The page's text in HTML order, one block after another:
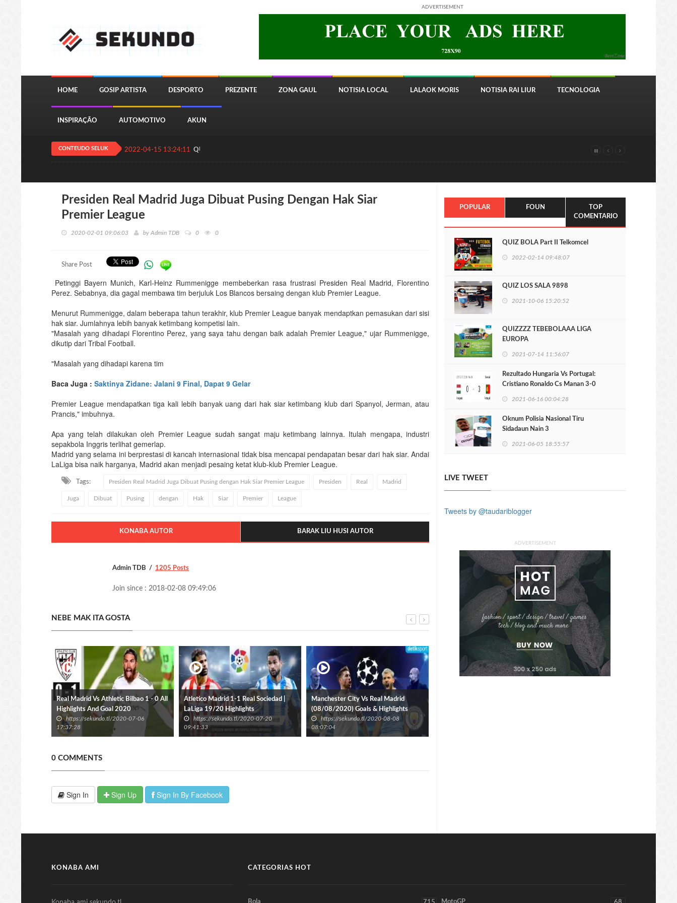
ADVERTISEMENT
HOME GOSIP ARTISTA DESPORTO PREZENTE ZONA GAUL NOTISIA LOCAL LALAOK MORIS NOTISIA RAI LIUR TECNOLOGIA
INSPIRAÇÃO AUTOMOTIVO AKUN
CONTEUDO SELUK 2022-04-15 13:24:11 QUIZ JOGA 8820 Timor Telecom
Presiden Real Madrid Juga Dibuat Pusing Dengan Hak Siar
Premier League
2020-02-01 09:06:03 by Admin TDB 0 0
Share Post
Petinggi Bayern Munich, Karl-Heinz Rummenigge membeberkan rasa frustrasi Presiden Real Madrid, Florentino
Perez. Sebabnya, dia gagal membawa tim berjuluk Los Blancos bersaing dengan klub Premier League.
Menurut Rummenigge, dalam beberapa tahun terakhir, klub Premier League banyak mendaptkan pemasukan dari sisi
hak siar. Jumlahnya lebih banyak ketimbang kompetisi lain.
"Masalah yang dihadapi Florentino Perez, yang saya tahu dengan baik adalah Premier League," ujar Rummenigge,
dikutip dari Tribal Football.
"Masalah yang dihadapi karena tim
Baca Juga : Saktinya Zidane: Jalani 9 Final, Dapat 9 Gelar
Premier League mendapatkan tiga kali lebih banyak uang dari hak siar ketimbang klub dari Spanyol, Jerman, atau
Prancis," imbuhnya.
Apa yang telah dilakukan oleh Premier League sudah sangat maju ketimbang lainnya. Itulah mengapa, industri
sepakbola Inggris terlihat gemerlap.
Madrid yang selama ini berprestasi di kancah internasional tidak bisa mencapai pendapatan besar dari hak siar. Andai
LaLiga bisa naik harganya, Madrid akan menjadi pesaing ketat klub-klub Premier League.
Tags: Presiden Real Madrid Juga Dibuat Pusing dengan Hak Siar Premier League Presiden Real Madrid
Juga Dibuat Pusing dengan Hak Siar Premier League
KONABA AUTOR BARAK LIU HUSI AUTOR
Admin TDB 1205 Posts
Join since : 2018-02-08 09:49:06
NEBE MAK ITA GOSTA
Real Madrid Vs Athletic Bilbao 1 - 0 All
Highlights And Goal 2020
https://sekundo.tl/2020-07-06
17:37:28
Atletico Madrid 1-1 Real Sociedad |
LaLiga 19/20 Highlights
https://sekundo.tl/2020-07-20
09:41:33
Manchester City Vs Real Madrid
(08/08/2020) Goals & Highlights
https://sekundo.tl/2020-08-08
08:07:04
0 COMMENTS
Sign In Sign Up Sign In By Facebook
POPULAR FOUN
TOP
COMENTARIO
QUIZ BOLA Part II Telkomcel
2022-02-14 09:48:07
QUIZ LOS SALA 9898
2021-10-06 15:20:52
QUIZZZZ TEBEBOLAAA LIGA
EUROPA
2021-07-14 11:56:07
Rezultado Hungaria Vs Portugal:
Cristiano Ronaldo Cs Manan 3-0
2021-06-16 00:04:28
Oknum Polisia Nasional Tiru
Sidadaun Nain 3
2021-06-05 18:55:57
LIVE TWEET
Tweets by @taudariblogger
ADVERTISEMENT
KONABA AMI CATEGORIAS HOT
Bola MotoGP